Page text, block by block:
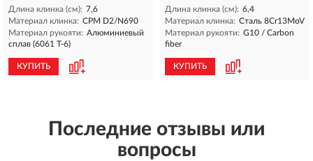
Длина клинка (см): 7,6
Материал клинка: CPM D2/N690
Материал рукояти: Алюминиевый
сплав (6061 T-6)
КУПИТЬ
Длина клинка (см): 6,4
Материал клинка: Сталь 8Cr13MoV
Материал рукояти: G10 / Carbon
fiber
КУПИТЬ
Последние отзывы или
вопросы